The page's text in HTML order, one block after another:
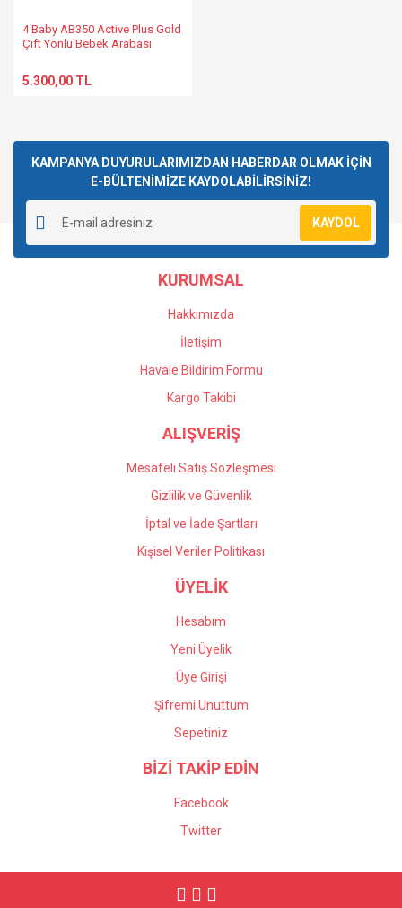
4 Baby AB350 Active Plus Gold
Çift Yönlü Bebek Arabası
5.300,00 TL
KAMPANYA DUYURULARIMIZDAN HABERDAR OLMAK İÇİN
E-BÜLTENİMİZE KAYDOLABİLİRSİNİZ!
KAYDOL
KURUMSAL
Hakkımızda
İletişim
Havale Bildirim Formu
Kargo Takibi
ALIŞVERİŞ
Mesafeli Satış Sözleşmesi
Gizlilik ve Güvenlik
İptal ve İade Şartları
Kişisel Veriler Politikası
ÜYELİK
Hesabım
Yeni Üyelik
Üye Girişi
Şifremi Unuttum
Sepetiniz
BİZİ TAKİP EDİN
Facebook
Twitter